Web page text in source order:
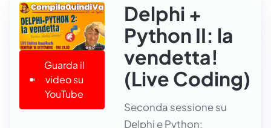
Guarda il
video su
YouTube
Delphi +
Python II: la
vendetta!
(Live Coding)
Seconda sessione su
Delphi e Python: